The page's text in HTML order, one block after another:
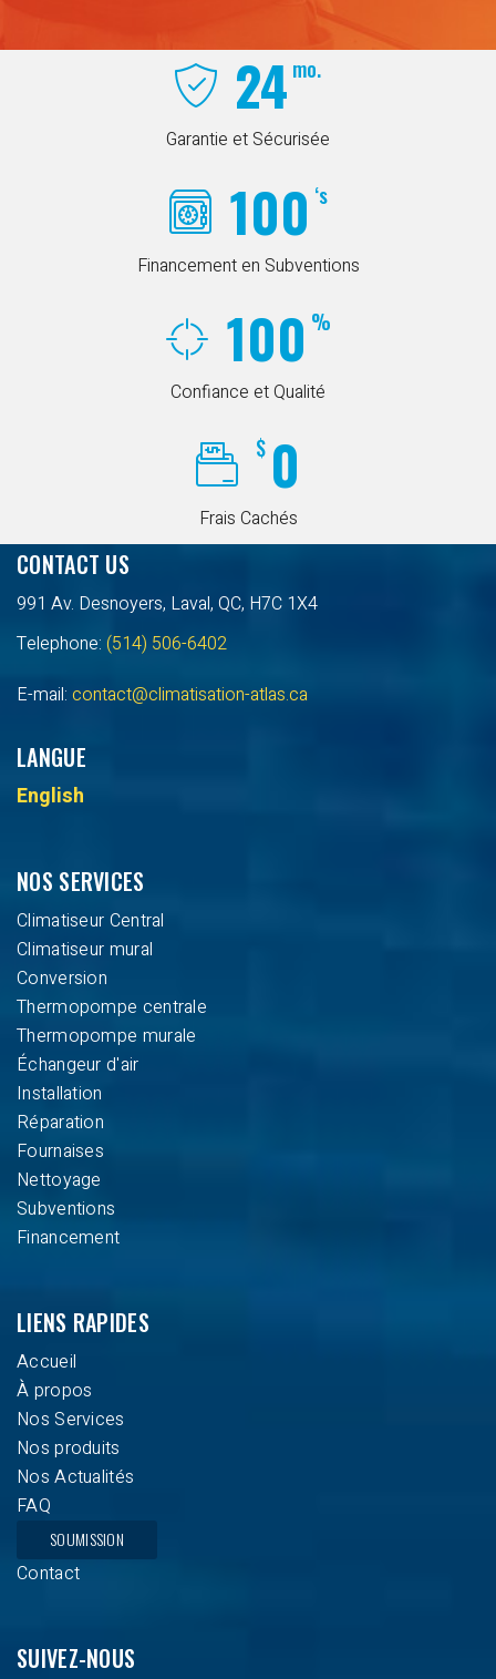
24 mo.
Garantie et Sécurisée
100 ‘s
Financement en Subventions
100 %
Confiance et Qualité
$ 0
Frais Cachés
CONTACT US
991 Av. Desnoyers, Laval, QC, H7C 1X4
Telephone: (514) 506-6402
E-mail: contact@climatisation-atlas.ca
LANGUE
English
NOS SERVICES
Climatiseur Central
Climatiseur mural
Conversion
Thermopompe centrale
Thermopompe murale
Échangeur d'air
Installation
Réparation
Fournaises
Nettoyage
Subventions
Financement
LIENS RAPIDES
Accueil
À propos
Nos Services
Nos produits
Nos Actualités
FAQ
SOUMISSION
Contact
SUIVEZ-NOUS